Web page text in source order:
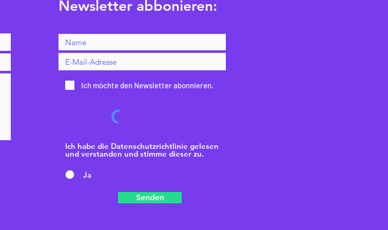
Newsletter abbonieren:
Ich möchte den Newsletter abonnieren.
Ich habe die Datenschutzrichtlinie gelesen
und verstanden und stimme dieser zu.
Ja
Senden